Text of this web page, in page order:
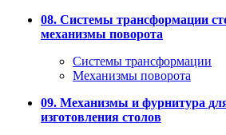
08. Системы трансформации
механизмы поворота
Системы трансформации
Механизмы поворота
09. Механизмы и фурнитура
изготовления столов